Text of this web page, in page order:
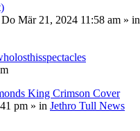
Do Mär 21, 2024 11:58 am » in
King Crimson Cover
pm » in Jethro Tull News